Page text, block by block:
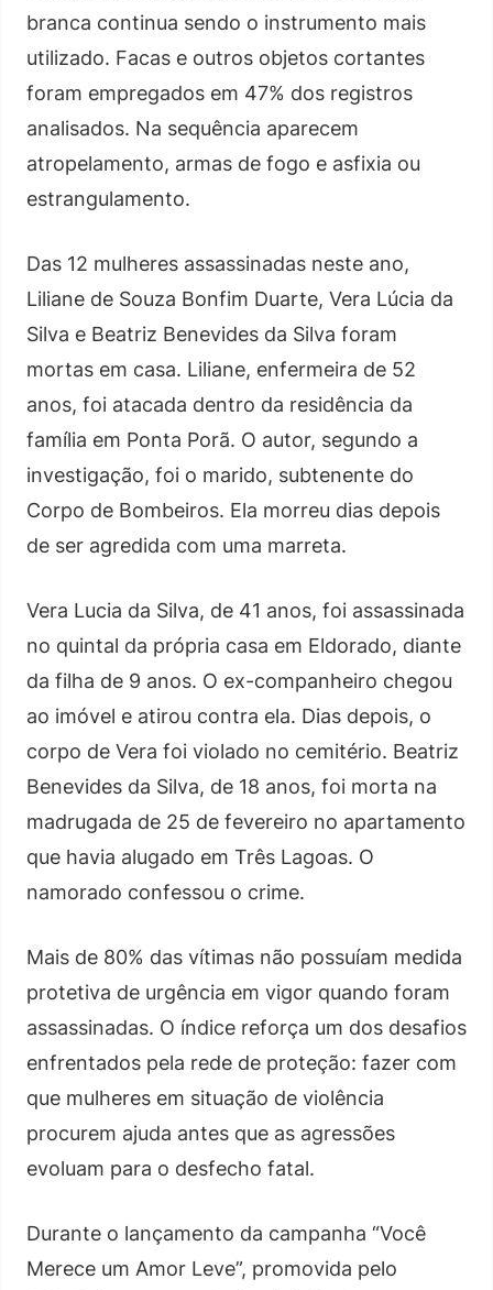
branca continua sendo o instrumento mais
utilizado. Facas e outros objetos cortantes
foram empregados em 47% dos registros
analisados. Na sequência aparecem
atropelamento, armas de fogo e asfixia ou
estrangulamento.
Das 12 mulheres assassinadas neste ano,
Liliane de Souza Bonfim Duarte, Vera Lúcia da
Silva e Beatriz Benevides da Silva foram
mortas em casa. Liliane, enfermeira de 52
anos, foi atacada dentro da residência da
família em Ponta Porã. O autor, segundo a
investigação, foi o marido, subtenente do
Corpo de Bombeiros. Ela morreu dias depois
de ser agredida com uma marreta.
Vera Lucia da Silva, de 41 anos, foi assassinada
no quintal da própria casa em Eldorado, diante
da filha de 9 anos. O ex-companheiro chegou
ao imóvel e atirou contra ela. Dias depois, o
corpo de Vera foi violado no cemitério. Beatriz
Benevides da Silva, de 18 anos, foi morta na
madrugada de 25 de fevereiro no apartamento
que havia alugado em Três Lagoas. O
namorado confessou o crime.
Mais de 80% das vítimas não possuíam medida
protetiva de urgência em vigor quando foram
assassinadas. O índice reforça um dos desafios
enfrentados pela rede de proteção: fazer com
que mulheres em situação de violência
procurem ajuda antes que as agressões
evoluam para o desfecho fatal.
Durante o lançamento da campanha “Você
Merece um Amor Leve”, promovida pelo